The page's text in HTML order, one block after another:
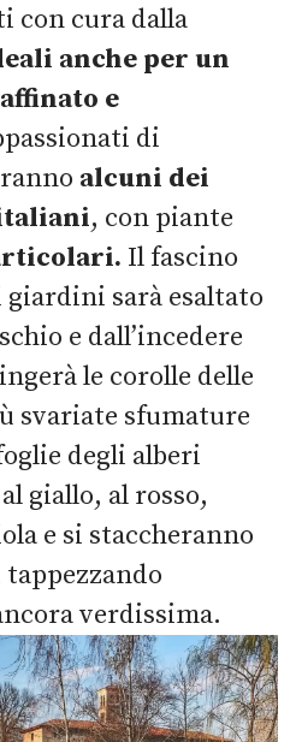
con cura dalla
anche per un
e
di
alcuni dei
, con piante
Il fascino
giardini sarà esaltato
e dall’incedere
le corolle delle
svariate sfumature
degli alberi
giallo, al rosso,
e si staccheranno
verdissima.